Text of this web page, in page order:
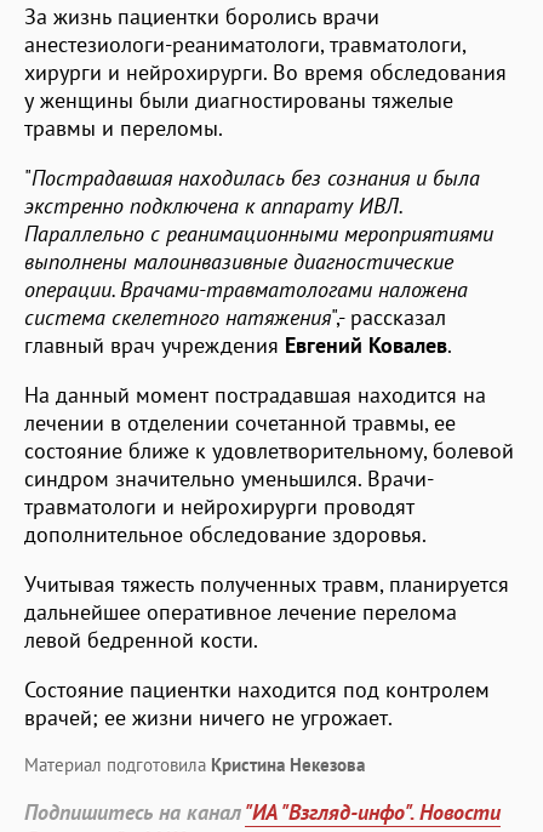
За жизнь пациентки боролись врачи
анестезиологи-реаниматологи, травматологи,
хирурги и нейрохирурги. Во время обследования
у женщины были диагностированы тяжелые
травмы и переломы.
"Пострадавшая находилась без сознания и была
экстренно подключена к аппарату ИВЛ.
Параллельно с реанимационными мероприятиями
выполнены малоинвазивные диагностические
операции. Врачами-травматологами наложена
система скелетного натяжения",- рассказал
главный врач учреждения Евгений Ковалев.
На данный момент пострадавшая находится на
лечении в отделении сочетанной травмы, ее
состояние ближе к удовлетворительному, болевой
синдром значительно уменьшился. Врачи-
травматологи и нейрохирурги проводят
дополнительное обследование здоровья.
Учитывая тяжесть полученных травм, планируется
дальнейшее оперативное лечение перелома
левой бедренной кости.
Состояние пациентки находится под контролем
врачей; ее жизни ничего не угрожает.
Материал подготовила Кристина Некезова
Подпишитесь на канал"ИА "Взгляд-инфо". Новости